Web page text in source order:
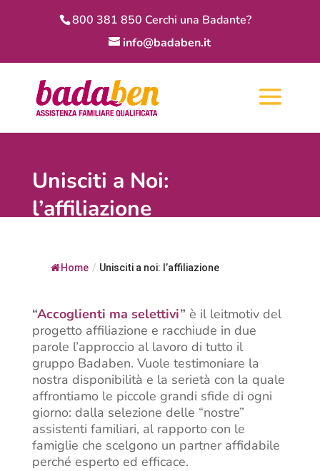
800 381 850 Cerchi una Badante?
info@badaben.it
Unisciti a Noi:
l’affiliazione
Home / Unisciti a noi: l’affiliazione
“Accoglienti ma selettivi” è il leitmotiv del
progetto affiliazione e racchiude in due
parole l’approccio al lavoro di tutto il
gruppo Badaben. Vuole testimoniare la
nostra disponibilità e la serietà con la quale
affrontiamo le piccole grandi sfide di ogni
giorno: dalla selezione delle “nostre”
assistenti familiari, al rapporto con le
famiglie che scelgono un partner affidabile
perché esperto ed efficace.